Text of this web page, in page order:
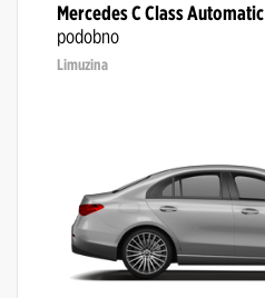
Mercedes C Class Automatic
podobno
Limuzina